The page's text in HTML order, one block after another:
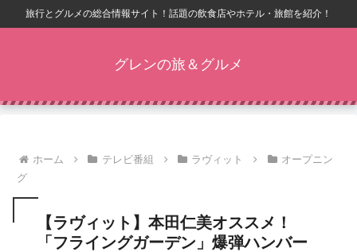
旅行とグルメの総合情報サイト！話題の飲食店やホテル・旅館を紹介！
グレンの旅＆グルメ
ホーム テレビ番組 ラヴィット
オープニン
グ
【ラヴィット】本田仁美オススメ！
「フライングガーデン」爆弾ハンバー